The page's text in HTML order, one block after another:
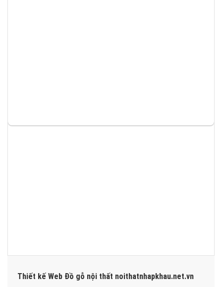
Thiết kế Web Đồ gỗ nội thất noithatnhapkhau.net.vn